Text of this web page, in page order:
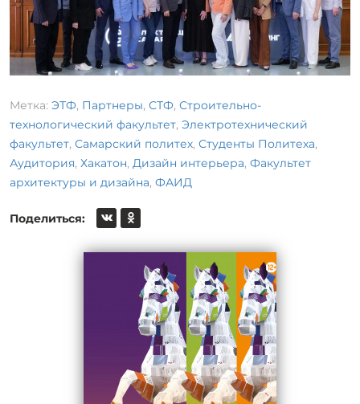
Метка: ЭТФ, Партнеры, СТФ, Строительно-
технологический факультет, Электротехнический
факультет, Самарский политех, Студенты Политеха,
Аудитория, Хакатон, Дизайн интерьера, Факультет
архитектуры и дизайна, ФАИД
Поделиться: